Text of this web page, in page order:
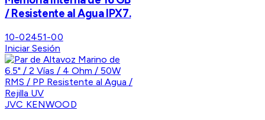
/ Resistente al Agua IPX7.
10-02451-00
Iniciar Sesión
JVC KENWOOD